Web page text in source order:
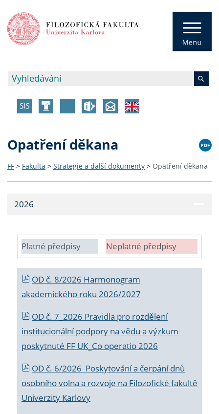
Opatření děkana
FF > Fakulta > Strategie a další dokumenty > Opatření děkana
2026
Platné předpisy Neplatné předpisy
OD č. 8/2026 Harmonogram
akademického roku 2026/2027
OD č. 7_2026 Pravidla pro rozdělení
institucionální podpory na vědu a výzkum
poskytnuté FF UK_Co operatio 2026
OD č. 6/2026 Poskytování a čerpání dnů
osobního volna a rozvoje na Filozofické fakultě
Univerzity Karlovy